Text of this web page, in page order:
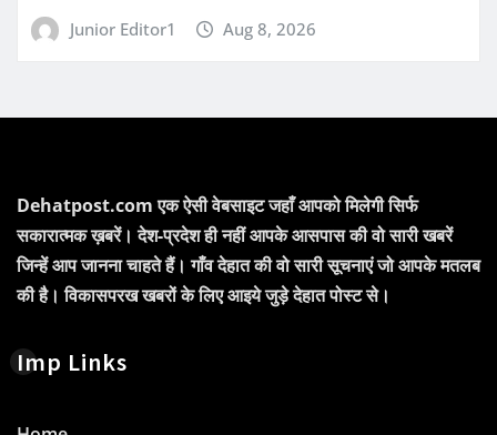
Junior Editor1 Aug 8, 2026
Dehatpost.com एक ऐसी वेबसाइट जहाँ आपको मिलेगी सिर्फ
सकारात्मक ख़बरें। देश-प्रदेश ही नहीं आपके आसपास की वो सारी खबरें
जिन्हें आप जानना चाहते हैं। गाँव देहात की वो सारी सूचनाएं जो आपके मतलब
की है। विकासपरख खबरों के लिए आइये जुड़े देहात पोस्ट से।
Imp Links